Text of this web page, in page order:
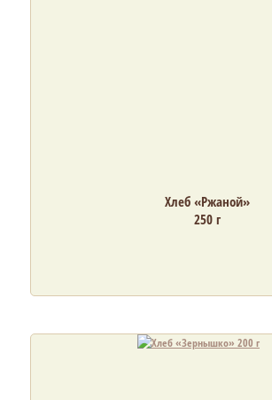
Хлеб «Ржаной»
250 г